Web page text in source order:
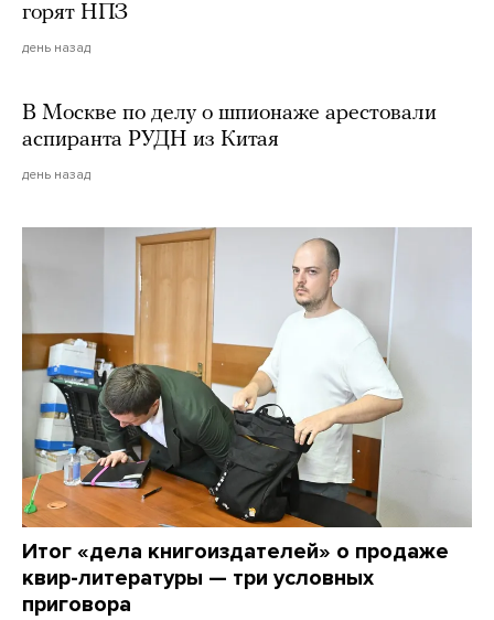
горят НПЗ
день назад
В Москве по делу о шпионаже арестовали
аспиранта РУДН из Китая
день назад
Итог «дела книгоиздателей» о продаже
квир-литературы — три условных
приговора